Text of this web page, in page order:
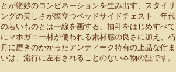
とが絶妙のコンビネーションを生み出す、スタイリ
ングの美しさが際立つベッドサイドチェスト 年代
の若いものとは一線を画する、抽斗をはじめすべて
にマホガニー材が使われる素材感の良さに加え、朽
月に磨きのかかったアンティーク特有の上品な佇ま
いは、流行に左右されることのない本物の証です。